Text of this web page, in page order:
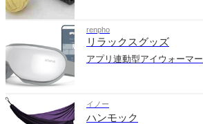
renpho
リラックスグッズ
アプリ連動型アイウォーマー
イノー
ハンモック